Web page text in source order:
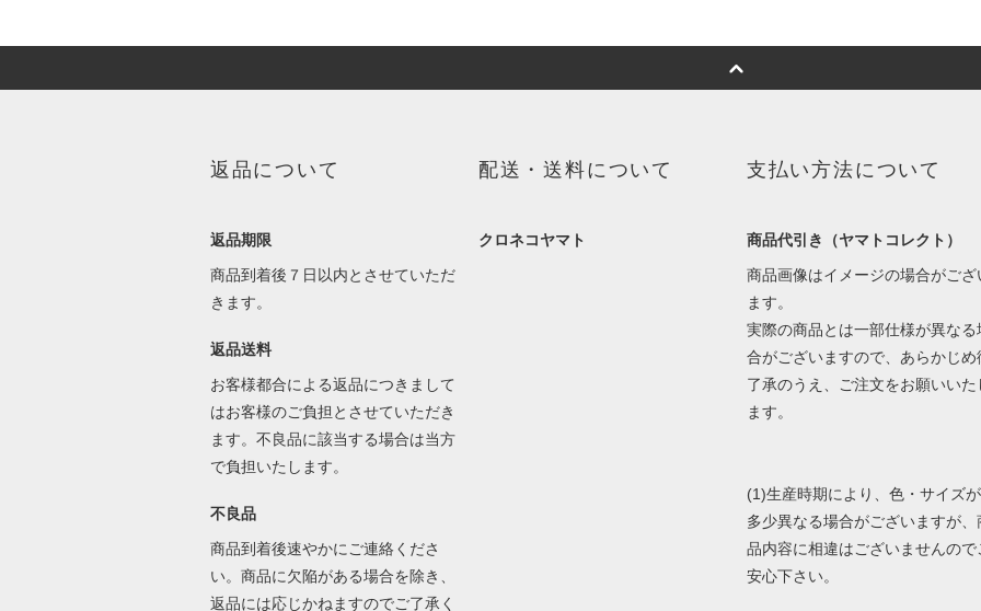
返品について
返品期限
商品到着後７日以内とさせていただ
きます。
返品送料
お客様都合による返品につきまして
はお客様のご負担とさせていただき
ます。不良品に該当する場合は当方
で負担いたします。
不良品
商品到着後速やかにご連絡くださ
い。商品に欠陥がある場合を除き、
返品には応じかねますのでご了承く
配送・送料について
クロネコヤマト
支払い方法について
商品代引き（ヤマトコレクト）
商品画像はイメージの場合がござ
ます。
実際の商品とは一部仕様が異なる
合がございますので、あらかじめ
了承のうえ、ご注文をお願いいた
ます。
(1)生産時期により、色・サイズが
多少異なる場合がございますが、
品内容に相違はございませんので
安心下さい。